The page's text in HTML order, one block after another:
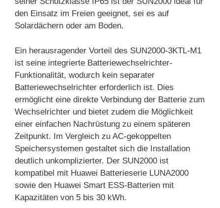
den Einsatz im Freien geeignet, sei es auf
Solardächern oder am Boden.
Ein herausragender Vorteil des SUN2000-3KTL-M1
ist seine integrierte Batteriewechselrichter-
Funktionalität, wodurch kein separater
Batteriewechselrichter erforderlich ist. Dies
ermöglicht eine direkte Verbindung der Batterie zum
Wechselrichter und bietet zudem die Möglichkeit
einer einfachen Nachrüstung zu einem späteren
Zeitpunkt. Im Vergleich zu AC-gekoppelten
Speichersystemen gestaltet sich die Installation
deutlich unkomplizierter. Der SUN2000 ist
kompatibel mit Huawei Batterieserie LUNA2000
sowie den Huawei Smart ESS-Batterien mit
Kapazitäten von 5 bis 30 kWh.